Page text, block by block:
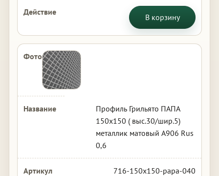
В корзину
Профиль Грильято ПАПА
150х150 ( выс.30/шир.5)
металлик матовый А906 Rus
0,6
716-150x150-papa-040